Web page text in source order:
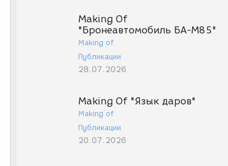
Making Of
"Бронеавтомобиль БА-М85"
Making of
Публикации
28.07.2026
Making Of "Язык даров"
Making of
Публикации
20.07.2026